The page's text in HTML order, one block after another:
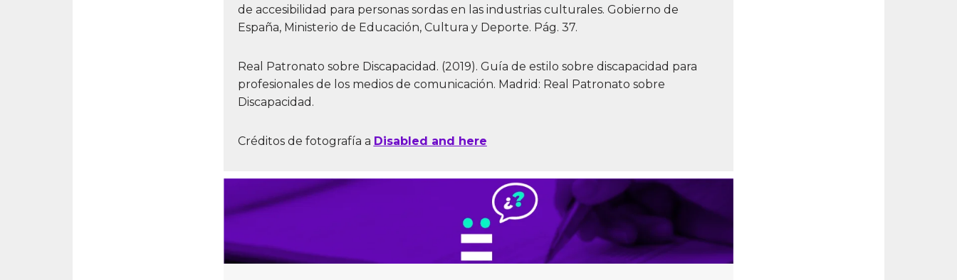
de accesibilidad para personas sordas en las industrias culturales. Gobierno de
España, Ministerio de Educación, Cultura y Deporte. Pág. 37.
Real Patronato sobre Discapacidad. (2019). Guía de estilo sobre discapacidad para
profesionales de los medios de comunicación. Madrid: Real Patronato sobre
Discapacidad.
Créditos de fotografía a Disabled and here